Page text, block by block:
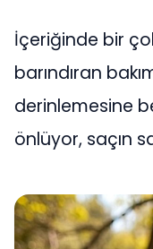
İçeriğinde bir
barındıran
derinlemesine
önlüyor, saçın